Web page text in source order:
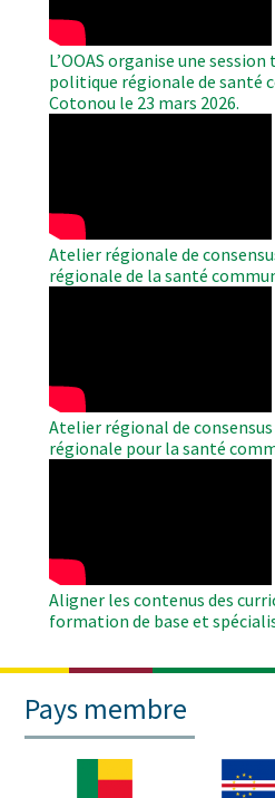
L’OOAS organise une
politique régionale de santé
Cotonou le 23 mars 2026.
Atelier régionale de
régionale de la santé
Atelier régional de
régionale pour la santé
Aligner les contenus des
formation de base et
Pays membre
Image